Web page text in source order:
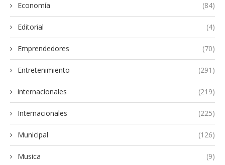
Economía (84)
Editorial (4)
Emprendedores (70)
Entretenimiento (291)
internacionales (219)
Internacionales (225)
Municipal (126)
Musica (9)